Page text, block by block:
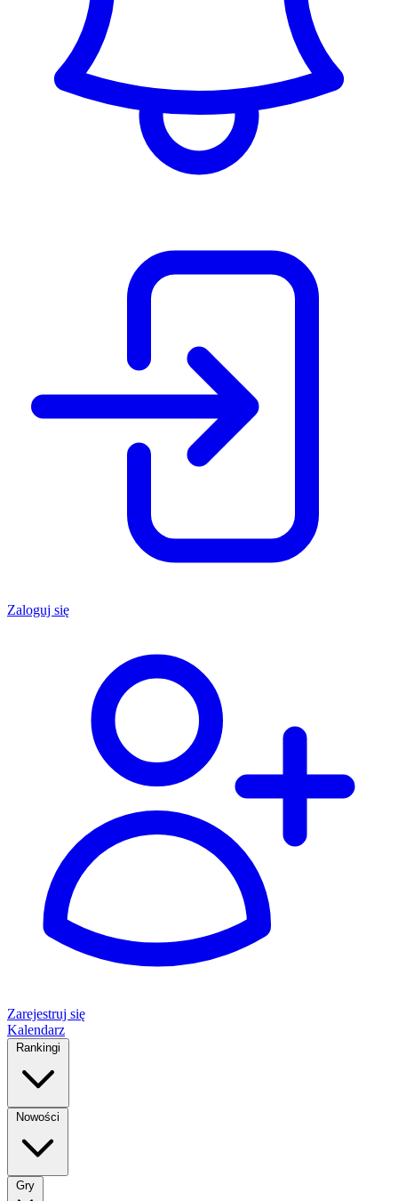
Zaloguj się
Zarejestruj się
Kalendarz
Rankingi
Nowości
Gry